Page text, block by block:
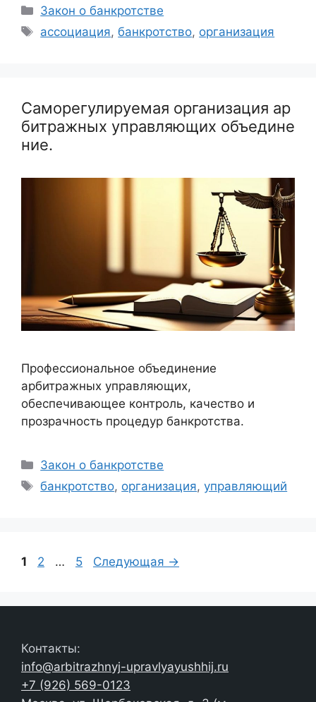
Рубрики
Закон о банкротстве
Метки
ассоциация,банкротство, организация
Саморегулируемая организация ар
битражных управляющих объедине
ние.
Профессиональное объединение
арбитражных управляющих,
обеспечивающее контроль, качество и
прозрачность процедур банкротства.
Рубрики
Закон о банкротстве
Метки
банкротство, организация,управляющий
Страница
1 Страница
2 … Страница
5 Следующая →
Контакты:
info@arbitrazhnyj-upravlyayushhij.ru
+7 (926) 569-0123